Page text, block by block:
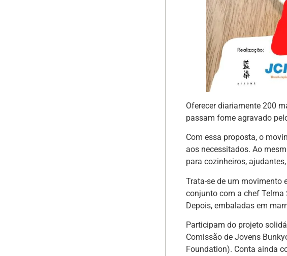
Oferecer diariamente 200
passam fome agravado
Com essa proposta, o
aos necessitados. Ao
para cozinheiros,
Trata-se de um movimento
conjunto com a chef Telma
Depois, embaladas em
Participam do projeto
Comissão de Jovens
Foundation). Conta ainda